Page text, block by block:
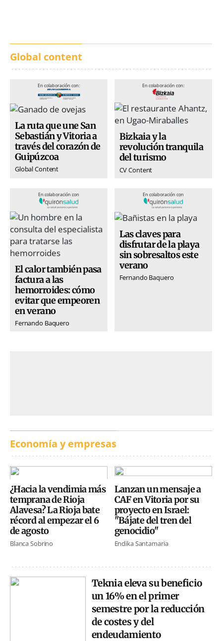
Global content
En colaboración con:
La ruta que une San
Sebastián y Vitoria a
través del corazón de
Guipúzcoa
Global Content
En colaboración con:
Bizkaia y la
revolución tranquila
del turismo
CV Content
En colaboración con
El calor también pasa
factura a las
hemorroides: cómo
evitar que empeoren
en verano
Fernando Baquero
En colaboración con
Las claves para
disfrutar de la playa
sin sobresaltos este
verano
Fernando Baquero
Economía y empresas
¿Hacia la vendimia más
temprana de Rioja
Alavesa? La Rioja bate
récord al empezar el 6
de agosto
Blanca Sobrino
Lanzan un mensaje a
CAF en Vitoria por su
proyecto en Israel:
"Bájate del tren del
genocidio"
Endika Santamaria
Teknia eleva su beneficio
un 16% en el primer
semestre por la reducción
de costes y del
endeudamiento